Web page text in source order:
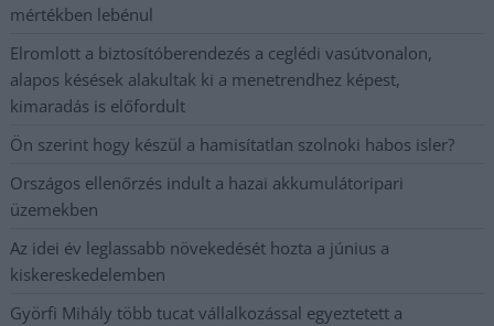
mértékben lebénul
Elromlott a biztosítóberendezés a ceglédi vasútvonalon,
alapos késések alakultak ki a menetrendhez képest,
kimaradás is előfordult
Ön szerint hogy készül a hamisítatlan szolnoki habos isler?
Országos ellenőrzés indult a hazai akkumulátoripari
üzemekben
Az idei év leglassabb növekedését hozta a június a
kiskereskedelemben
Györfi Mihály több tucat vállalkozással egyeztetett a